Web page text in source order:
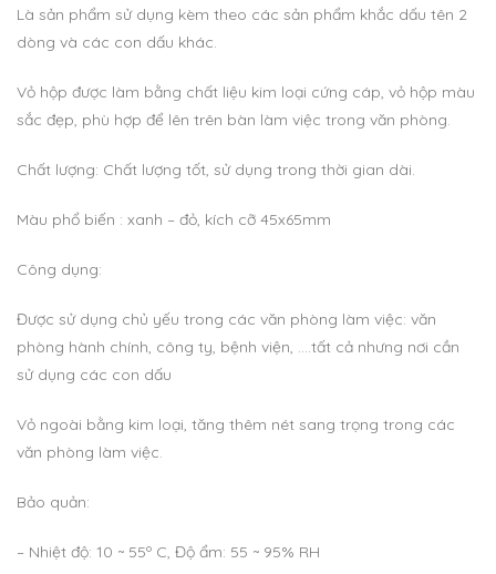
Là sản phẩm sử dụng kèm theo các sản phẩm khắc dấu tên 2
dòng và các con dấu khác.
Vỏ hộp được làm bằng chất liệu kim loại cứng cáp, vỏ hộp màu
sắc đẹp, phù hợp để lên trên bàn làm việc trong văn phòng.
Chất lượng: Chất lượng tốt, sử dụng trong thời gian dài.
Màu phổ biến : xanh – đỏ, kích cỡ 45x65mm
Công dụng:
Được sử dụng chủ yếu trong các văn phòng làm việc: văn
phòng hành chính, công ty, bệnh viện, ….tất cả nhưng nơi cần
sử dụng các con dấu
Vỏ ngoài bằng kim loại, tăng thêm nét sang trọng trong các
văn phòng làm việc.
Bảo quản:
– Nhiệt độ: 10 ~ 55º C, Độ ẩm: 55 ~ 95% RH